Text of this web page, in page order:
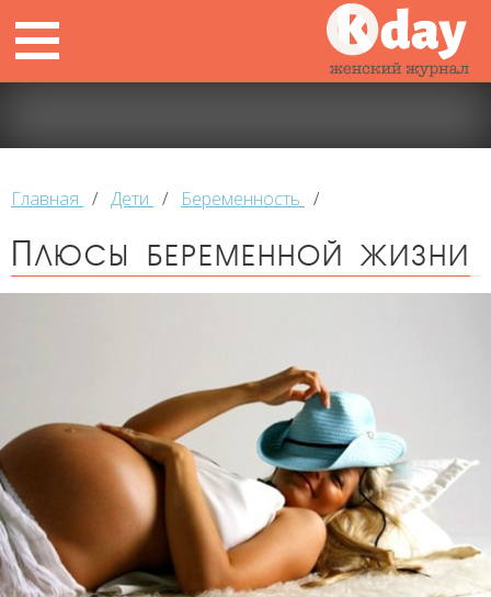
Главная / Дети / Беременность /
Плюсы беременной жизни